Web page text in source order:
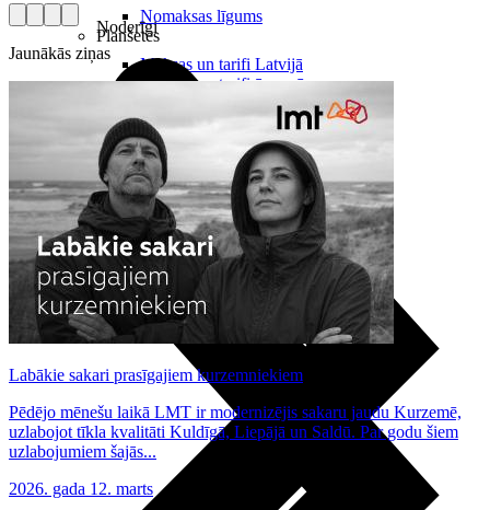
Noderīgi
Maksas un tarifi Latvijā
Maksas un tarifi ārzemēs
LMT Kartes iespējas
Kur nopirkt
Kā kļūt par LMT klientu
eSIM tehnoloģija
Citi pakalpojumi
Nomaksas līgums
Planšetes
Jaunākās ziņas
Labākie sakari prasīgajiem kurzemniekiem
Pēdējo mēnešu laikā LMT ir modernizējis sakaru jaudu Kurzemē,
uzlabojot tīkla kvalitāti Kuldīgā, Liepājā un Saldū. Par godu šiem
uzlabojumiem šajās...
2026. gada 12. marts